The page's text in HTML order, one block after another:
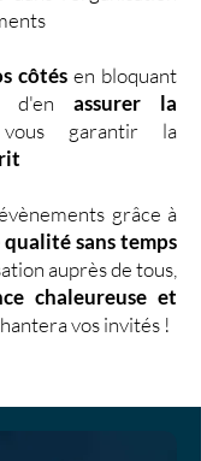
côtésen bloquant
d'en assurer la
garantir la
grâce à
sans temps
auprès de tous,
chaleureuse et
vos invités !